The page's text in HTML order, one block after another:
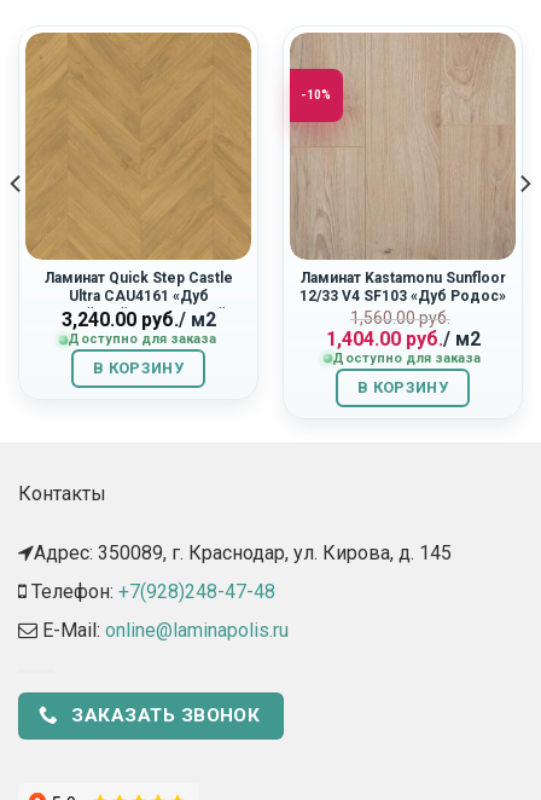
Ламинат Quick Step Castle
Ultra CAU4161 «Дуб
Английский Натуральный»
3,240.00руб./ м2
Доступно для заказа
В КОРЗИНУ
-10%
Ламинат Kastamonu Sunfloor
12/33 V4 SF103 «Дуб Родос»
1,560.00руб.
цена
составляла
1,560.00
руб..
1,404.00руб.
Текущая
цена:
1,404.00
руб..
/ м2
Доступно для заказа
В КОРЗИНУ
Контакты
Адрес: 350089, г. Краснодар, ул. Кирова, д. 145​
Телефон: +7(928)248-47-48
E-Mail: online@laminapolis.ru
ЗАКАЗАТЬ ЗВОНОК